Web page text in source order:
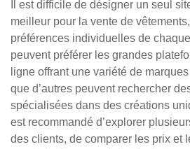
Il est difficile de désigner un seul
meilleur pour la vente de
préférences individuelles de
peuvent préférer les grandes
ligne offrant une variété de
que d’autres peuvent rechercher
spécialisées dans des créations
est recommandé d’explorer
des clients, de comparer les prix et